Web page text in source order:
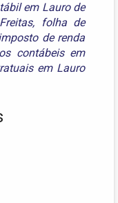
em Lauro de
,
folha de
de renda
contábeis em
em Lauro